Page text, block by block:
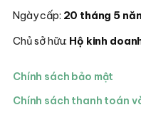
Ngày cấp: 20 tháng 5
Chủ sở hữu: Hộ kinh
Chính sách bảo mật
Chính sách thanh toán